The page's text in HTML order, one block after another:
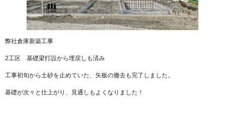
弊社倉庫新築工事
2工区 基礎梁打設から埋戻しも済み
工事初旬から土砂を止めていた、矢板の撤去も完了しました。
基礎が次々と仕上がり、見通しもよくなりました！